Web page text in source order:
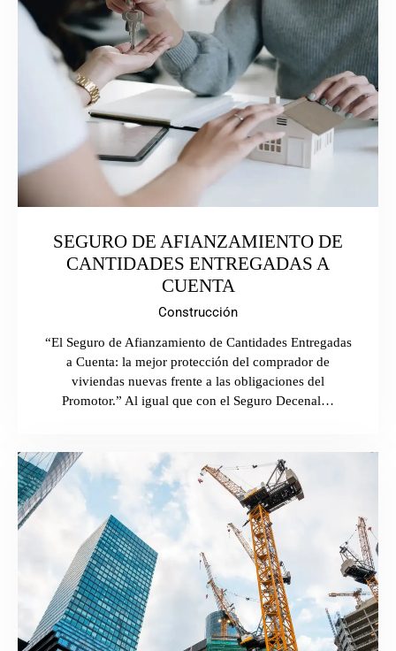
SEGURO DE AFIANZAMIENTO DE
CANTIDADES ENTREGADAS A
CUENTA
Construcción
“El Seguro de Afianzamiento de Cantidades Entregadas
a Cuenta: la mejor protección del comprador de
viviendas nuevas frente a las obligaciones del
Promotor.” Al igual que con el Seguro Decenal…